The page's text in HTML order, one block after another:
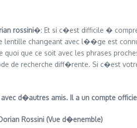
rossini�: Et si c�est difficile �
lentille changeant avec l��ge est
que ce soit avec les phrases
de recherche diff�rente. Si c�est
d�autres amis. Il a un compte
Rossini (Vue d�enemble)